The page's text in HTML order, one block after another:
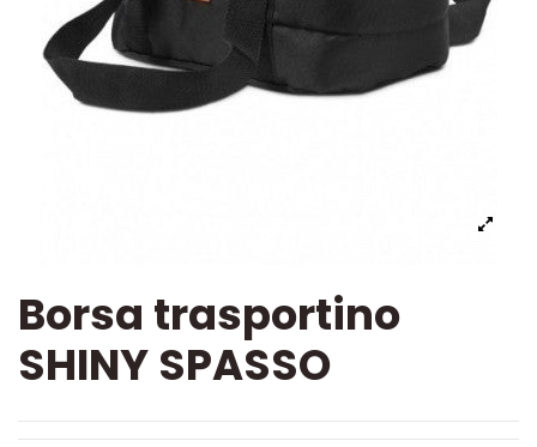
Borsa trasportino
SHINY SPASSO